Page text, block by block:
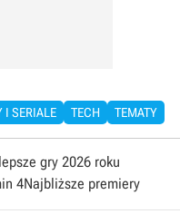
I SERIALE TECH TEMATY
gry 2026 roku
4Najbliższe premiery